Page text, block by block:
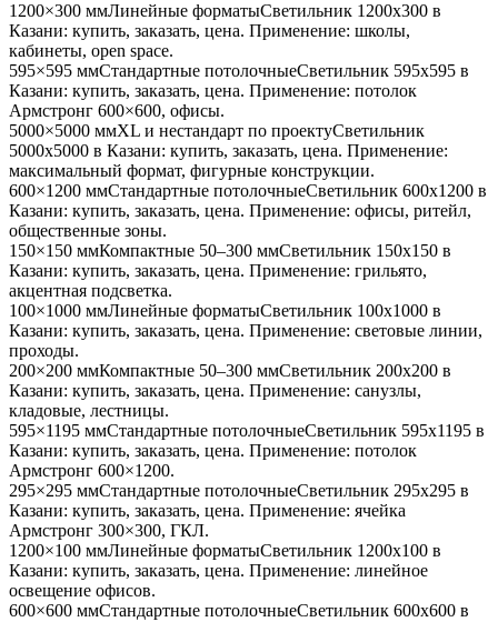
1200×300 ммЛинейные форматыСветильник 1200x300 в
Казани: купить, заказать, цена. Применение: школы,
кабинеты, open space.
595×595 ммСтандартные потолочныеСветильник 595x595 в
Казани: купить, заказать, цена. Применение: потолок
Армстронг 600×600, офисы.
5000×5000 ммXL и нестандарт по проектуСветильник
5000x5000 в Казани: купить, заказать, цена. Применение:
максимальный формат, фигурные конструкции.
600×1200 ммСтандартные потолочныеСветильник 600x1200 в
Казани: купить, заказать, цена. Применение: офисы, ритейл,
общественные зоны.
150×150 ммКомпактные 50–300 ммСветильник 150x150 в
Казани: купить, заказать, цена. Применение: грильято,
акцентная подсветка.
100×1000 ммЛинейные форматыСветильник 100x1000 в
Казани: купить, заказать, цена. Применение: световые линии,
проходы.
200×200 ммКомпактные 50–300 ммСветильник 200x200 в
Казани: купить, заказать, цена. Применение: санузлы,
кладовые, лестницы.
595×1195 ммСтандартные потолочныеСветильник 595x1195 в
Казани: купить, заказать, цена. Применение: потолок
Армстронг 600×1200.
295×295 ммСтандартные потолочныеСветильник 295x295 в
Казани: купить, заказать, цена. Применение: ячейка
Армстронг 300×300, ГКЛ.
1200×100 ммЛинейные форматыСветильник 1200x100 в
Казани: купить, заказать, цена. Применение: линейное
освещение офисов.
600×600 ммСтандартные потолочныеСветильник 600x600 в